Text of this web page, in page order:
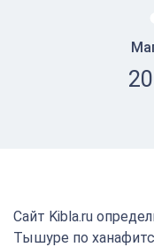
Сайт Kibla.ru
Тышуре по